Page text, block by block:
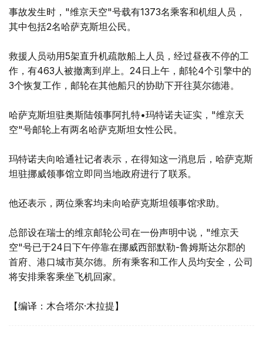
事故发生时，"维京天空"号载有1373名乘客和机组人员，
其中包括2名哈萨克斯坦公民。
救援人员动用5架直升机疏散船上人员，经过昼夜不停的工
作，有463人被撤离到岸上。24日上午，邮轮4个引擎中的
3个恢复工作，邮轮在其他船只的协助下开往莫尔德港。
哈萨克斯坦驻奥斯陆领事阿扎特•玛特诺夫证实，"维京天
空"号邮轮上有两名哈萨克斯坦女性公民。
玛特诺夫向哈通社记者表示，在得知这一消息后，哈萨克斯
坦驻挪威领事馆立即同当地政府进行了联系。
他还表示，两位乘客均未向哈萨克斯坦领事馆求助。
总部设在瑞士的维京邮轮公司在一份声明中说，"维京天
空"号已于24日下午停靠在挪威西部默勒-鲁姆斯达尔郡的
首府、港口城市莫尔德。所有乘客和工作人员均安全，公司
将安排乘客乘坐飞机回家。
【编译：木合塔尔·木拉提】